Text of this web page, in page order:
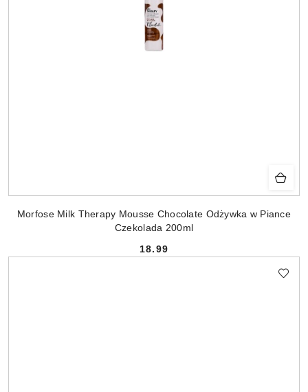
Morfose Milk Therapy Mousse Chocolate Odżywka w Piance
Czekolada 200ml
Cena:
18.99